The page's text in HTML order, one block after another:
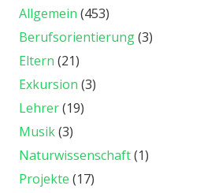
Allgemein (453)
Berufsorientierung(3)
Eltern (21)
Exkursion (3)
Lehrer(19)
Musik(3)
Naturwissenschaft(1)
Projekte (17)